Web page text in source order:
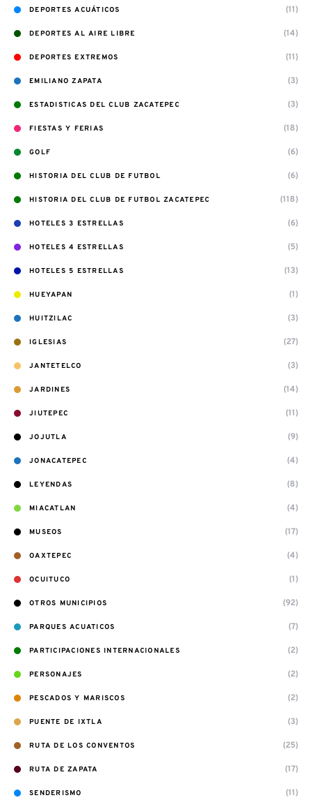
DEPORTES ACUÁTICOS (11)
DEPORTES AL AIRE LIBRE (14)
DEPORTES EXTREMOS (11)
EMILIANO ZAPATA (3)
ESTADISTICAS DEL CLUB ZACATEPEC (3)
FIESTAS Y FERIAS (18)
GOLF (6)
HISTORIA DEL CLUB DE FUTBOL (6)
HISTORIA DEL CLUB DE FUTBOL ZACATEPEC (118)
HOTELES 3 ESTRELLAS (6)
HOTELES 4 ESTRELLAS (5)
HOTELES 5 ESTRELLAS (13)
HUEYAPAN (1)
HUITZILAC (3)
IGLESIAS (27)
JANTETELCO (3)
JARDINES (14)
JIUTEPEC (11)
JOJUTLA (9)
JONACATEPEC (4)
LEYENDAS (8)
MIACATLAN (4)
MUSEOS (17)
OAXTEPEC (4)
OCUITUCO (1)
OTROS MUNICIPIOS (92)
PARQUES ACUATICOS (7)
PARTICIPACIONES INTERNACIONALES (2)
PERSONAJES (2)
PESCADOS Y MARISCOS (2)
PUENTE DE IXTLA (3)
RUTA DE LOS CONVENTOS (25)
RUTA DE ZAPATA (17)
SENDERISMO (11)